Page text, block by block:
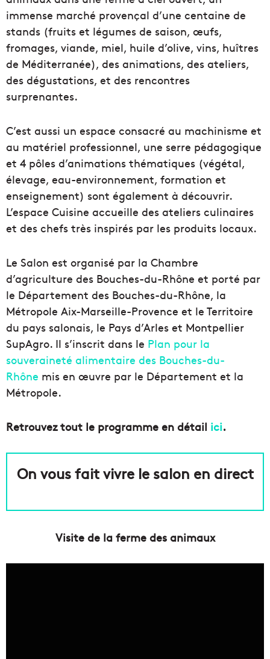
immense marché provençal d’une centaine de
stands (fruits et légumes de saison, œufs,
fromages, viande, miel, huile d’olive, vins, huîtres
de Méditerranée), des animations, des ateliers,
des dégustations, et des rencontres
surprenantes.
C’est aussi un espace consacré au machinisme et
au matériel professionnel, une serre pédagogique
et 4 pôles d’animations thématiques (végétal,
élevage, eau-environnement, formation et
enseignement) sont également à découvrir.
L’espace Cuisine accueille des ateliers culinaires
et des chefs très inspirés par les produits locaux.
Le Salon est organisé par la Chambre
d’agriculture des Bouches-du-Rhône et porté par
le Département des Bouches-du-Rhône, la
Métropole Aix-Marseille-Provence et le Territoire
du pays salonais, le Pays d’Arles et Montpellier
SupAgro. Il s’inscrit dans le Plan pour la
souveraineté alimentaire des Bouches-du-
Rhône mis en œuvre par le Département et la
Métropole.
Retrouvez tout le programme en détail ici.
On vous fait vivre le salon en direct
Visite de la ferme des animaux